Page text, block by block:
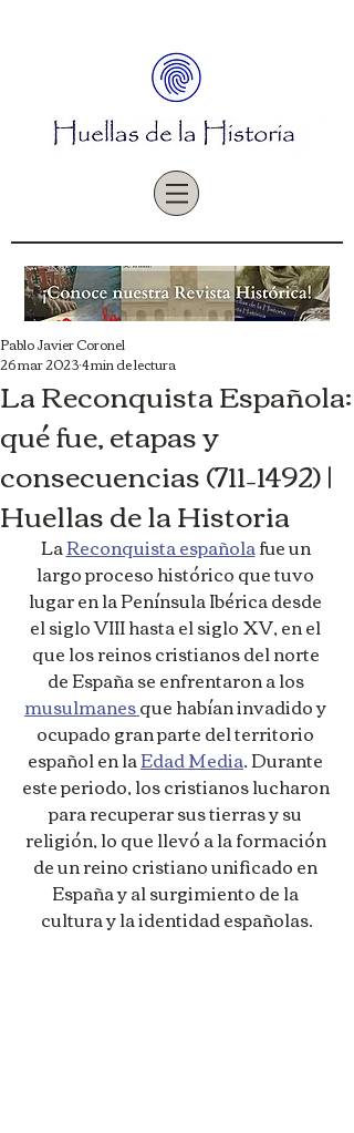
La Reconquista Española:
qué fue, etapas y
consecuencias (711–1492) |
Huellas de la Historia
Pablo Javier Coronel
26 mar 20234 min de lectura
La Reconquista española fue un
largo proceso histórico que tuvo
lugar en la Península Ibérica desde
el siglo VIII hasta el siglo XV, en el
que los reinos cristianos del norte
de España se enfrentaron a los
musulmanes que habían invadido y
ocupado gran parte del territorio
español en la Edad Media. Durante
este periodo, los cristianos lucharon
para recuperar sus tierras y su
religión, lo que llevó a la formación
de un reino cristiano unificado en
España y al surgimiento de la
cultura y la identidad españolas.